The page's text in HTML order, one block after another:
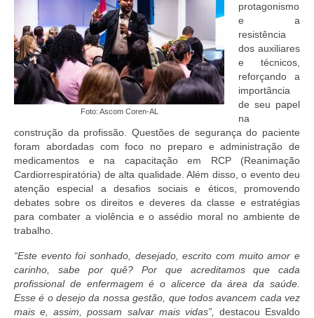
Foto: Ascom Coren-AL
protagonismo
e a
resistência
dos auxiliares
e técnicos,
reforçando a
importância
de seu papel
na
construção da profissão. Questões de segurança do paciente
foram abordadas com foco no preparo e administração de
medicamentos e na capacitação em RCP (Reanimação
Cardiorrespiratória) de alta qualidade. Além disso, o evento deu
atenção especial a desafios sociais e éticos, promovendo
debates sobre os direitos e deveres da classe e estratégias
para combater a violência e o assédio moral no ambiente de
trabalho.
“Este evento foi sonhado, desejado, escrito com muito amor e
carinho, sabe por quê? Por que acreditamos que cada
profissional de enfermagem é o alicerce da área da saúde.
Esse é o desejo da nossa gestão, que todos avancem cada vez
mais e, assim, possam salvar mais vidas”, destacou Esvaldo